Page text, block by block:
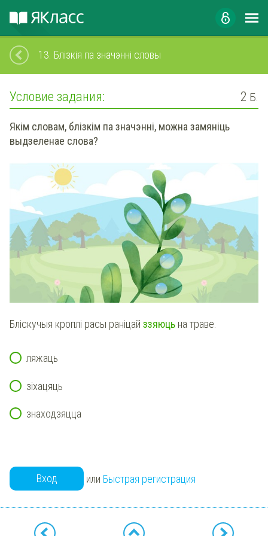
13. Блізкія па значэнні словы
Условие задания: 2 Б.
Якім словам, блізкім па значэнні, можна замяніць
выдзеленае слова?
Бліскучыя кроплі расы раніцай ззяюць на траве.
ляжаць
зіхацяць
знаходзяцца
Вход или Быстрая регистрация